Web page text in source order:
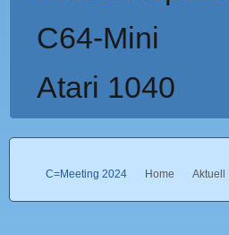
C64-Mini
Atari 1040
C=Meeting 2024 Home Aktuell